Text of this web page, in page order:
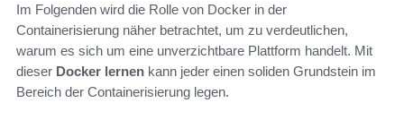
Im Folgenden wird die Rolle von Docker in der
Containerisierung näher betrachtet, um zu verdeutlichen,
warum es sich um eine unverzichtbare Plattform handelt. Mit
dieser Docker lernen kann jeder einen soliden Grundstein im
Bereich der Containerisierung legen.